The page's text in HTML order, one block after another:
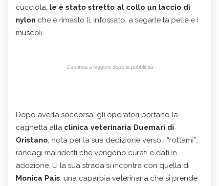
cucciola, le è stato stretto al collo un laccio di
nylon che è rimasto lì, infossato, a segarle la pelle e i
muscoli.
Continua a leggere dopo la pubblicità
Dopo averla soccorsa, gli operatori portano la
cagnetta alla clinica veterinaria Duemari di
Oristano, nota per la sua dedizione verso i “rottami”,
randagi malridotti che vengono curati e dati in
adozione. Lì la sua strada si incontra con quella di
Monica Pais, una caparbia veterinaria che si prende